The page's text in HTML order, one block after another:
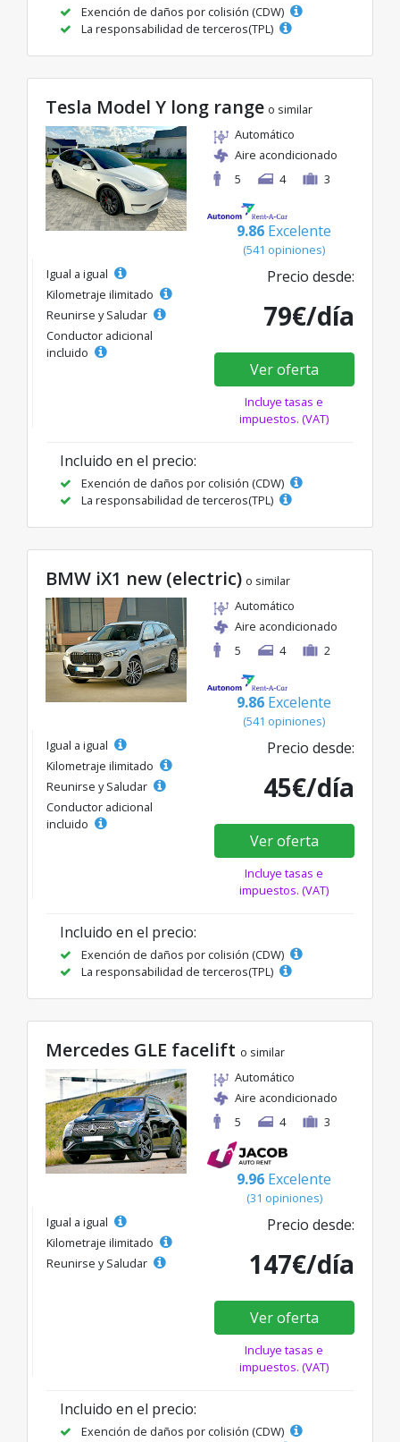
Exención de daños por colisión (CDW)
La responsabilidad de terceros(TPL)
Tesla Model Y long range o similar
Automático
Aire acondicionado
5
4 3
9.86 Excelente
(541 opiniones)
Igual a igual
Kilometraje ilimitado
Reunirse y Saludar
Conductor adicional
incluido
Precio desde:
79€/día
Ver oferta
Incluye tasas e
impuestos. (VAT)
Incluido en el precio:
Exención de daños por colisión (CDW)
La responsabilidad de terceros(TPL)
BMW iX1 new (electric) o similar
Automático
Aire acondicionado
5
4 2
9.86 Excelente
(541 opiniones)
Igual a igual
Kilometraje ilimitado
Reunirse y Saludar
Conductor adicional
incluido
Precio desde:
45€/día
Ver oferta
Incluye tasas e
impuestos. (VAT)
Incluido en el precio:
Exención de daños por colisión (CDW)
La responsabilidad de terceros(TPL)
Mercedes GLE facelift o similar
Automático
Aire acondicionado
5
4 3
9.96 Excelente
(31 opiniones)
Igual a igual
Kilometraje ilimitado
Reunirse y Saludar
Precio desde:
147€/día
Ver oferta
Incluye tasas e
impuestos. (VAT)
Incluido en el precio:
Exención de daños por colisión (CDW)